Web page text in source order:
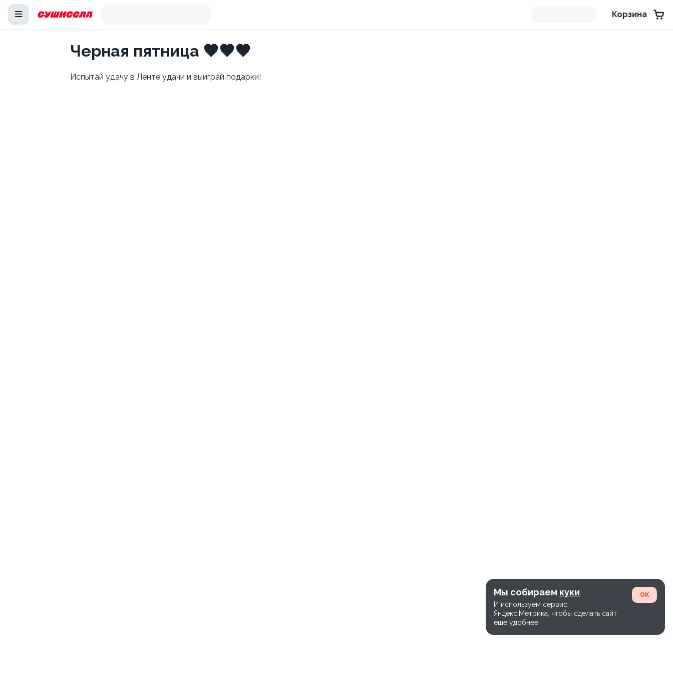
Корзина
Черная пятница 🖤🖤🖤
Испытай удачу в Ленте удачи и выиграй подарки!
Мы собираем куки
И используем сервис
Яндекс.Метрика, чтобы сделать сайт
еще удобнее.
OK